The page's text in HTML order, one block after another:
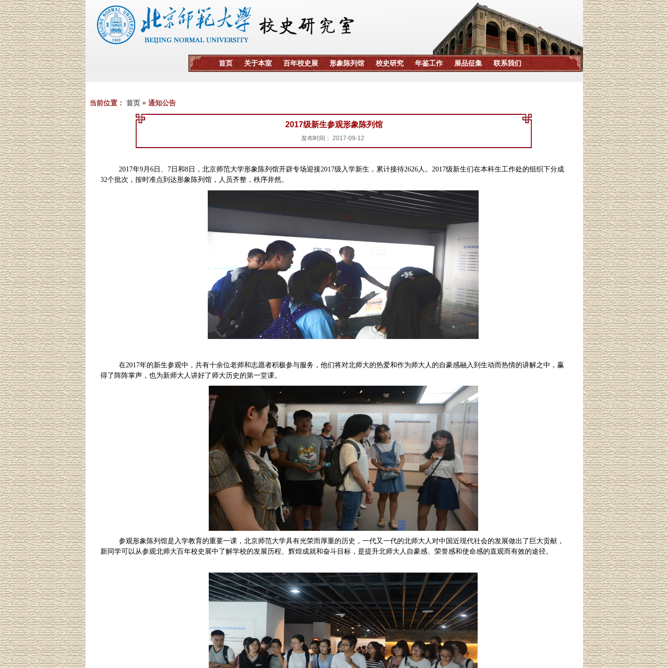
当前位置： 首页» 通知公告
2017级新生参观形象陈列馆
发布时间： 2017-09-12
2017年9月 6日、 7日和8日，北京师范大学形象陈列馆开辟专场迎接2017级入学新生，累计接待2626人。 2017级新生们在本科生工作处的组织下分成
32个批次，按时准点到达形象陈列馆，人员齐整，秩序井然。
在2017年的新生参观中，共有十余位老师和志愿者积极参与服务，他们将对北师大的热爱和作为师大人的自豪感融入到生动而热情的讲解之中，赢
得了阵阵掌声，也为新师大人讲好了师大历史的第一堂课。
参观形象陈列馆是入学教育的重要一课，北京师范大学具有光荣而厚重的历史，一代又一代的北师大人对中国近现代社会的发展做出了巨大贡献，
新同学可以从参观北师大百年校史展中了解学校的发展历程、辉煌成就和奋斗目标，是提升北师大人自豪感、荣誉感和使命感的直观而有效的途径。